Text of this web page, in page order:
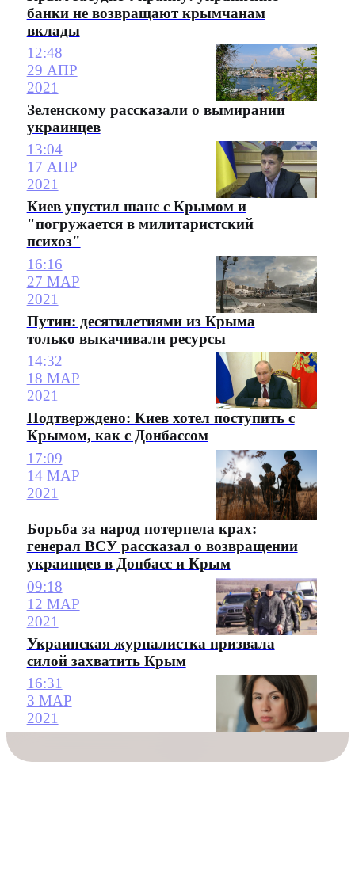
банки не возвращают крымчанам
вклады
12:48
29 АПР
2021
Зеленскому рассказали о вымирании
украинцев
13:04
17 АПР
2021
Киев упустил шанс с Крымом и
"погружается в милитаристский
психоз"
16:16
27 МАР
2021
Путин: десятилетиями из Крыма
только выкачивали ресурсы
14:32
18 МАР
2021
Подтверждено: Киев хотел поступить с
Крымом, как с Донбассом
17:09
14 МАР
2021
Борьба за народ потерпела крах:
генерал ВСУ рассказал о возвращении
украинцев в Донбасс и Крым
09:18
12 МАР
2021
Украинская журналистка призвала
силой захватить Крым
16:31
3 МАР
2021